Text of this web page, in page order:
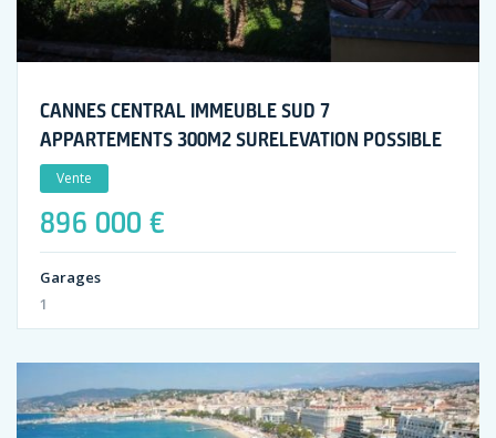
CANNES CENTRAL IMMEUBLE SUD 7
APPARTEMENTS 300M2 SURELEVATION POSSIBLE
Vente
896 000 €
Garages
1